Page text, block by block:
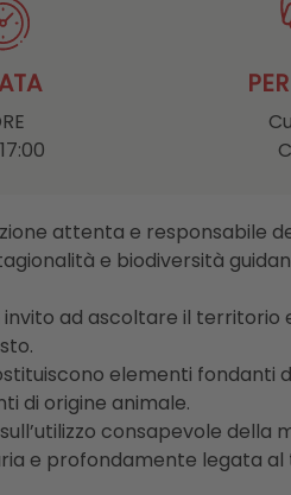
attenta e responsabile
e biodiversità
ad ascoltare il territorio
elementi fondanti
di origine animale.
consapevole della
e profondamente legata